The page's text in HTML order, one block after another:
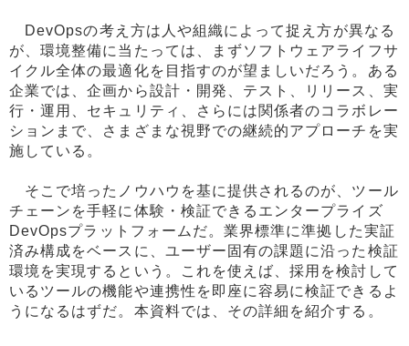
DevOpsの考え方は人や組織によって捉え方が異なる
が、環境整備に当たっては、まずソフトウェアライフサ
イクル全体の最適化を目指すのが望ましいだろう。ある
企業では、企画から設計・開発、テスト、リリース、実
行・運用、セキュリティ、さらには関係者のコラボレー
ションまで、さまざまな視野での継続的アプローチを実
施している。
そこで培ったノウハウを基に提供されるのが、ツール
チェーンを手軽に体験・検証できるエンタープライズ
DevOpsプラットフォームだ。業界標準に準拠した実証
済み構成をベースに、ユーザー固有の課題に沿った検証
環境を実現するという。これを使えば、採用を検討して
いるツールの機能や連携性を即座に容易に検証できるよ
うになるはずだ。本資料では、その詳細を紹介する。